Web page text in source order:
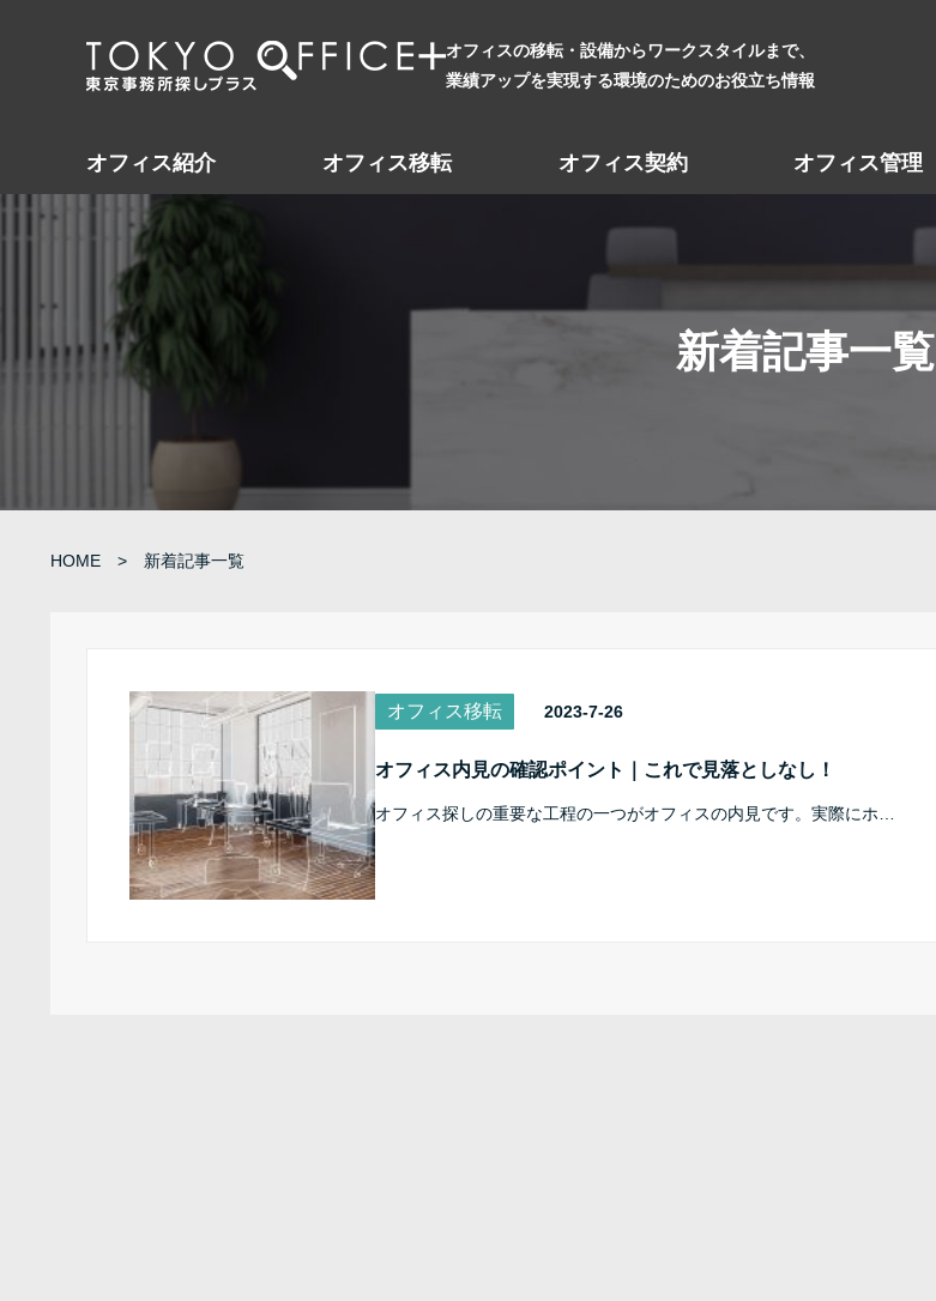
オフィスの移転・設備からワークスタイルまで、
業績アップを実現する環境のためのお役立ち情報
オフィス紹介 オフィス移転 オフィス契約 オフィス管理
新着記事一覧
HOME 新着記事一覧
オフィス移転 2023-7-26
オフィス内見の確認ポイント｜これで見落としなし！
オフィス探しの重要な工程の一つがオフィスの内見です。実際にホ…